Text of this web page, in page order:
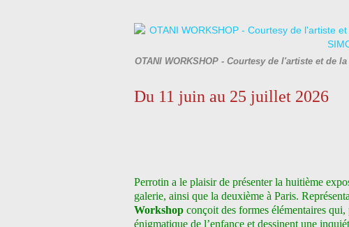
OTANI WORKSHOP - Courtesy de l'artiste et de
Du 11 juin au 25 juillet 2026
Perrotin a le plaisir de présenter la huitième
galerie, ainsi que la deuxième à Paris.
Workshop conçoit des formes élémentaires
énigmatique de l’enfance et dessinent une